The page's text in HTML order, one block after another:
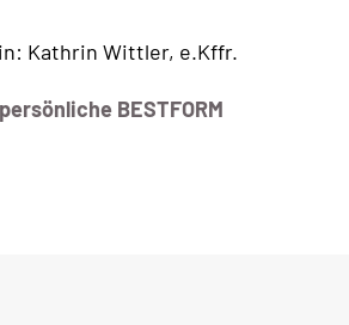
Kathrin Wittler, e.Kffr.
BESTFORM